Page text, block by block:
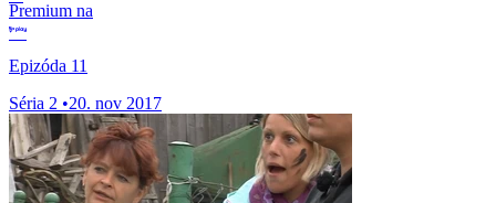
Premium na
Epizóda 11
Séria 2 •20. nov 2017